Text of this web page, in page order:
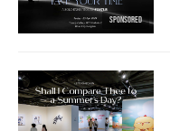
SPONSORED